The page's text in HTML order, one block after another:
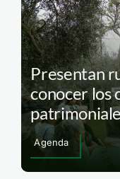
Presentan
conocer los
Agenda